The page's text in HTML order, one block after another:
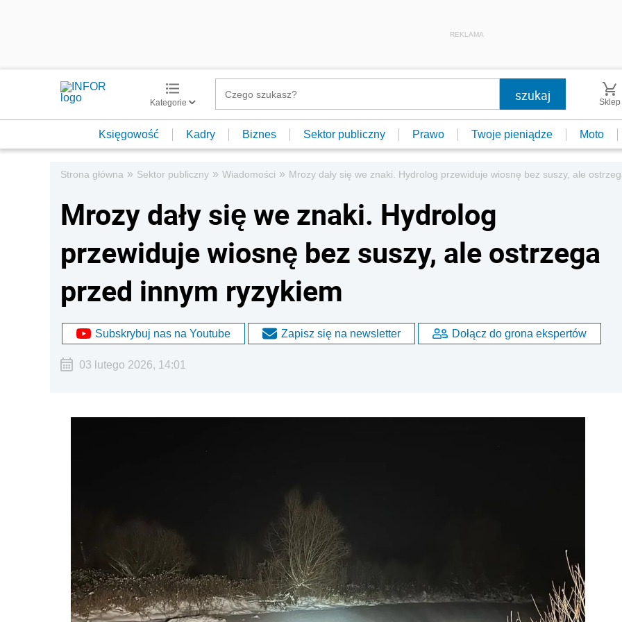
REKLAMA
Kategorie Sklep
Księgowość Kadry Biznes Sektor publiczny Prawo Twoje pieniądze Moto
Strona główna » Sektor publiczny » Wiadomości » Mrozy dały się we znaki. Hydrolog przewiduje wiosnę bez suszy, ale
Mrozy dały się we znaki. Hydrolog
przewiduje wiosnę bez suszy, ale ostrzega
przed innym ryzykiem
Subskrybuj nas na Youtube Zapisz się na newsletter Dołącz do grona ekspertów
03 lutego 2026, 14:01